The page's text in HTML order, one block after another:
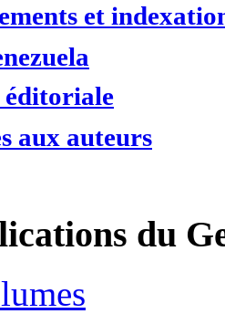
et
aux auteurs
du